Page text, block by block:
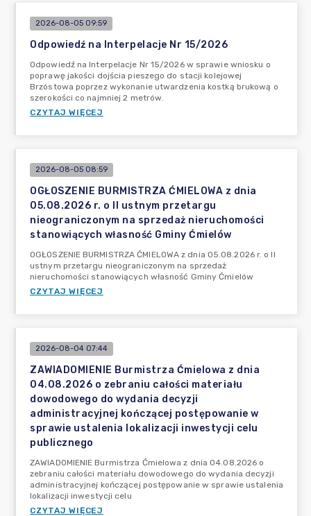
2026-08-05 09:59
Odpowiedź na Interpelacje Nr 15/2026
Odpowiedź na Interpelacje Nr 15/2026 w sprawie wniosku o
poprawę jakości dojścia pieszego do stacji kolejowej
Brzóstowa poprzez wykonanie utwardzenia kostką brukową o
szerokości co najmniej 2 metrów.
CZYTAJ WIĘCEJ
2026-08-05 08:59
OGŁOSZENIE BURMISTRZA ĆMIELOWA z dnia
05.08.2026 r. o II ustnym przetargu
nieograniczonym na sprzedaż nieruchomości
stanowiących własność Gminy Ćmielów
OGŁOSZENIE BURMISTRZA ĆMIELOWA z dnia 05.08.2026 r. o II
ustnym przetargu nieograniczonym na sprzedaż
nieruchomości stanowiących własność Gminy Ćmielów
CZYTAJ WIĘCEJ
2026-08-04 07:44
ZAWIADOMIENIE Burmistrza Ćmielowa z dnia
04.08.2026 o zebraniu całości materiału
dowodowego do wydania decyzji
administracyjnej kończącej postępowanie w
sprawie ustalenia lokalizacji inwestycji celu
publicznego
ZAWIADOMIENIE Burmistrza Ćmielowa z dnia 04.08.2026 o
zebraniu całości materiału dowodowego do wydania decyzji
administracyjnej kończącej postępowanie w sprawie ustalenia
lokalizacji inwestycji celu
CZYTAJ WIĘCEJ